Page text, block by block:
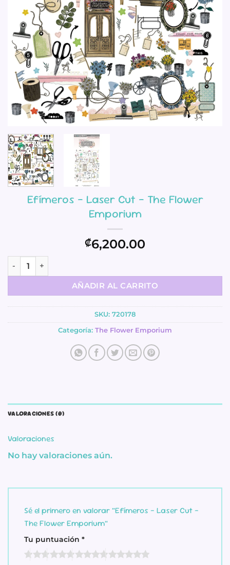
Efímeros – Laser Cut – The Flower
Emporium
₡6,200.00
Efímeros - Laser Cut - The Flower Emporium cantidad
AÑADIR AL CARRITO
SKU: 720178
Categoría: The Flower Emporium
VALORACIONES (0)
Valoraciones
No hay valoraciones aún.
Sé el primero en valorar “Efímeros – Laser Cut –
The Flower Emporium”
Tu puntuación *